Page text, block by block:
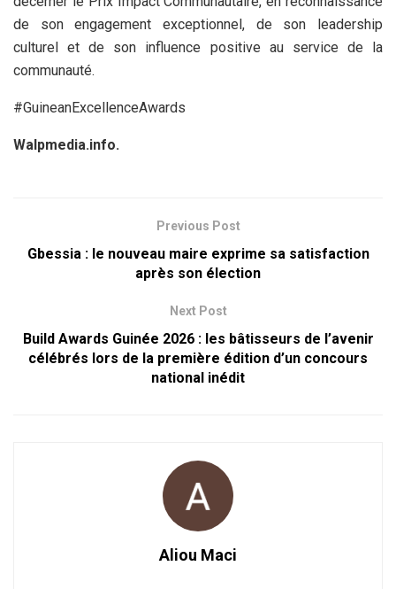
de son engagement exceptionnel, de son leadership
culturel et de son influence positive au service de la
communauté.
#GuineanExcellenceAwards
Walpmedia.info.
Previous Post
Gbessia : le nouveau maire exprime sa satisfaction
après son élection
Next Post
Build Awards Guinée 2026 : les bâtisseurs de l’avenir
célébrés lors de la première édition d’un concours
national inédit
Aliou Maci